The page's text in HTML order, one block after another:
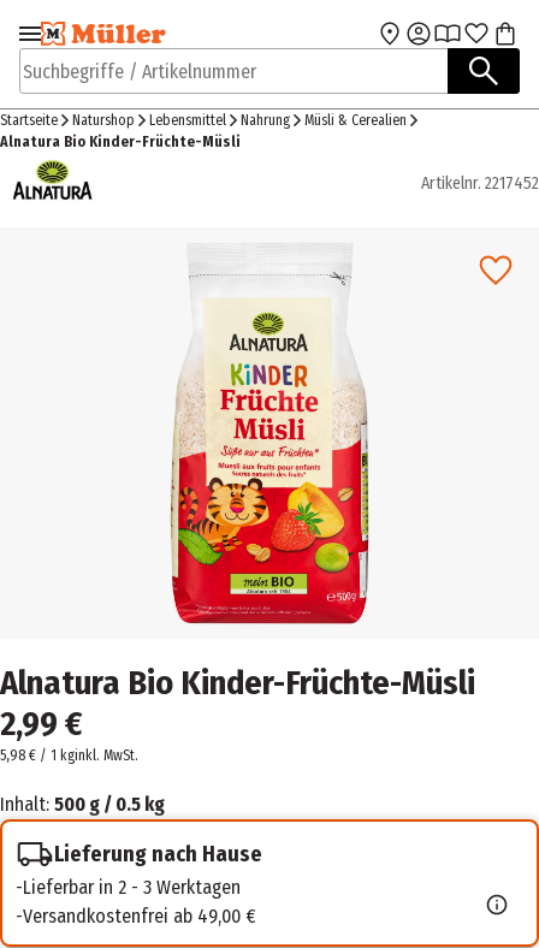
Zur Navigation
springen
Zum Hauptinhalt
Suchbegriffe / Artikelnummer
Startseite Naturshop Lebensmittel Nahrung
Müsli & Cerealien
Alnatura Bio Kinder-Früchte-Müsli
Artikelnr. 2217452
Alnatura Bio Kinder-Früchte-Müsli
2,99 €
5,98 € / 1 kginkl. MwSt.
Inhalt: 500 g / 0.5 kg
Lieferung nach Hause
Lieferbar in 2 - 3 Werktagen
Versandkostenfrei ab 49,00 €